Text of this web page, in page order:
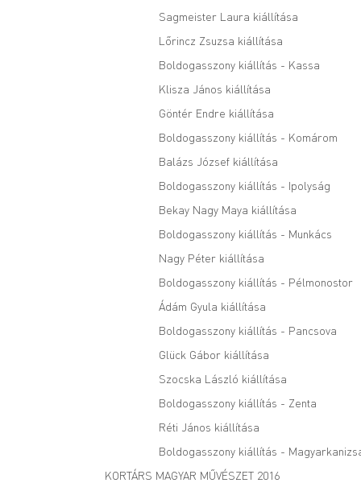
Sagmeister Laura kiállítása
Lőrincz Zsuzsa kiállítása
Boldogasszony kiállítás - Kassa
Klisza János kiállítása
Göntér Endre kiállítása
Boldogasszony kiállítás - Komárom
Balázs József kiállítása
Boldogasszony kiállítás - Ipolyság
Bekay Nagy Maya kiállítása
Boldogasszony kiállítás - Munkács
Nagy Péter kiállítása
Boldogasszony kiállítás - Pélmonostor
Ádám Gyula kiállítása
Boldogasszony kiállítás - Pancsova
Glück Gábor kiállítása
Szocska László kiállítása
Boldogasszony kiállítás - Zenta
Réti János kiállítása
Boldogasszony kiállítás -
KORTÁRS MAGYAR MŰVÉSZET 2016